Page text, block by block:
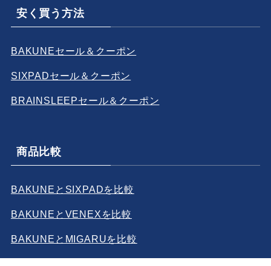
安く買う方法
BAKUNEセール＆クーポン
SIXPADセール＆クーポン
BRAINSLEEPセール＆クーポン
商品比較
BAKUNEとSIXPADを比較
BAKUNEとVENEXを比較
BAKUNEとMIGARUを比較